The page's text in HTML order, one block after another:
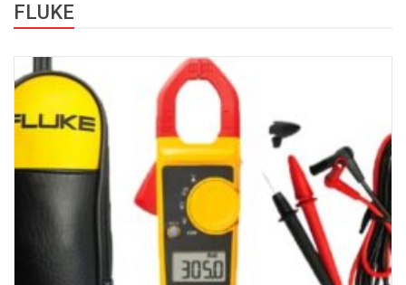
FLUKE